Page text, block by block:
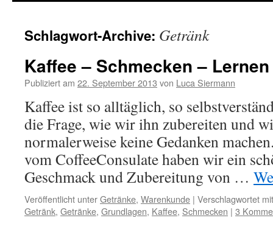
Schlagwort-Archive: Getränk
Kaffee – Schmecken – Lernen
Publiziert am 22. September 2013 von Luca Siermann
Kaffee ist so alltäglich, so
die Frage, wie wir ihn zubereiten und
normalerweise keine Gedanken
vom CoffeeConsulate haben wir ein
Geschmack und Zubereitung von …
Veröffentlicht unterGetränke, Warenkunde | Verschlagwortet mit
Getränk, Getränke, Grundlagen, Kaffee, Schmecken | 3